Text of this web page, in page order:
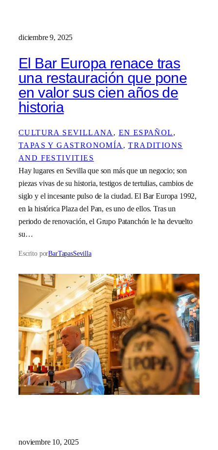
diciembre 9, 2025
El Bar Europa renace tras
una restauración que pone
en valor sus cien años de
historia
CULTURA SEVILLANA, EN ESPAÑOL
TAPAS Y GASTRONOMÍA, TRADITIONS
AND FESTIVITIES
Hay lugares en Sevilla que son más que un negocio; son
piezas vivas de su historia, testigos de tertulias, cambios de
siglo y el incesante pulso de la ciudad. El Bar Europa 1992,
en la histórica Plaza del Pan, es uno de ellos. Tras un
periodo de renovación, el Grupo Patanchón le ha devuelto
su…
Escrito porBarTapasSevilla
noviembre 10, 2025